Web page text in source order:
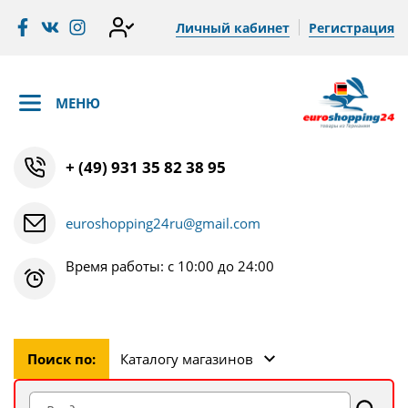
Личный кабинет Регистрация
МЕНЮ
+ (49) 931 35 82 38 95
euroshopping24ru@gmail.com
Время работы: с 10:00 до 24:00
Поиск по: Каталогу магазинов